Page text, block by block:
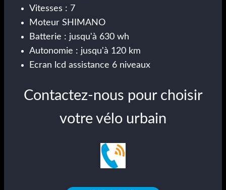
Vitesses : 7
Moteur SHIMANO
Batterie : jusqu'à 630 wh
Autonomie : jusqu'à 120 km
Ecran lcd assistance 6 niveaux
Contactez-nous pour choisir
votre vélo urbain